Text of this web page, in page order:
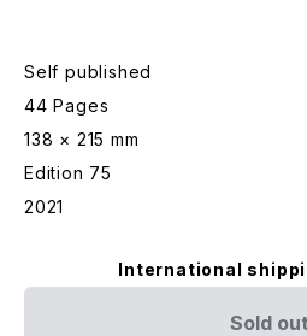
Self published
44 Pages
138 × 215 mm
Edition 75
2021
International
Sold out